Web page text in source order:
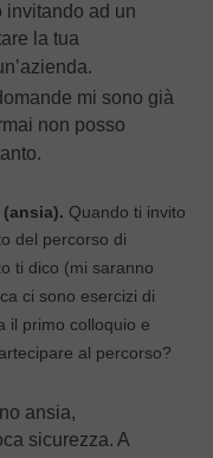
invitando ad un
la tua
mi sono già
non posso
Quando ti invito
del percorso di
ti dico (mi saranno
ci sono esercizi di
il primo colloquio e
al percorso?
ansia,
sicurezza. A